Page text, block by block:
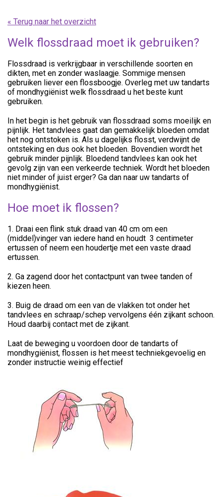
« Terug naar het overzicht
Welk flossdraad moet ik gebruiken?
Flossdraad is verkrijgbaar in verschillende soorten en
dikten, met en zonder waslaagje. Sommige mensen
gebruiken liever een flossboogje. Overleg met uw tandarts
of mondhygiënist welk flossdraad u het beste kunt
gebruiken.
In het begin is het gebruik van flossdraad soms moeilijk en
pijnlijk. Het tandvlees gaat dan gemakkelijk bloeden omdat
het nog ontstoken is. Als u dagelijks flosst, verdwijnt de
ontsteking en dus ook het bloeden. Bovendien wordt het
gebruik minder pijnlijk. Bloedend tandvlees kan ook het
gevolg zijn van een verkeerde techniek. Wordt het bloeden
niet minder of juist erger? Ga dan naar uw tandarts of
mondhygiënist.
Hoe moet ik flossen?
1. Draai een flink stuk draad van 40 cm om een
(middel)vinger van iedere hand en houdt 3 centimeter
ertussen of neem een houdertje met een vaste draad
ertussen.
2. Ga zagend door het contactpunt van twee tanden of
kiezen heen.
3. Buig de draad om een van de vlakken tot onder het
tandvlees en schraap/schep vervolgens één zijkant schoon.
Houd daarbij contact met de zijkant.
Laat de beweging u voordoen door de tandarts of
mondhygiënist, flossen is het meest techniekgevoelig en
zonder instructie weinig effectief